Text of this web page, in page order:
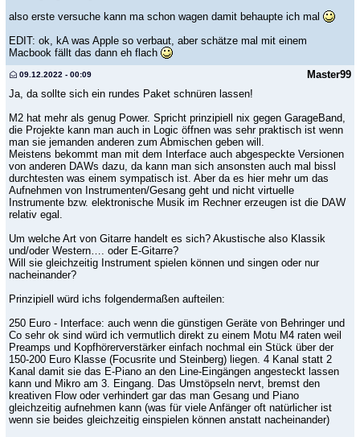
also erste versuche kann ma schon wagen damit behaupte ich mal
EDIT: ok, kA was Apple so verbaut, aber schätze mal mit einem
Macbook fällt das dann eh flach
Master99
09.12.2022 - 00:09
Ja, da sollte sich ein rundes Paket schnüren lassen!
M2 hat mehr als genug Power. Spricht prinzipiell nix gegen GarageBand,
die Projekte kann man auch in Logic öffnen was sehr praktisch ist wenn
man sie jemanden anderen zum Abmischen geben will.
Meistens bekommt man mit dem Interface auch abgespeckte Versionen
von anderen DAWs dazu, da kann man sich ansonsten auch mal bissl
durchtesten was einem sympatisch ist. Aber da es hier mehr um das
Aufnehmen von Instrumenten/Gesang geht und nicht virtuelle
Instrumente bzw. elektronische Musik im Rechner erzeugen ist die DAW
relativ egal.
Um welche Art von Gitarre handelt es sich? Akustische also Klassik
und/oder Western…. oder E-Gitarre?
Will sie gleichzeitig Instrument spielen können und singen oder nur
nacheinander?
Prinzipiell würd ichs folgendermaßen aufteilen:
250 Euro - Interface: auch wenn die günstigen Geräte von Behringer und
Co sehr ok sind würd ich vermutlich direkt zu einem Motu M4 raten weil
Preamps und Kopfhörerverstärker einfach nochmal ein Stück über der
150-200 Euro Klasse (Focusrite und Steinberg) liegen. 4 Kanal statt 2
Kanal damit sie das E-Piano an den Line-Eingängen angesteckt lassen
kann und Mikro am 3. Eingang. Das Umstöpseln nervt, bremst den
kreativen Flow oder verhindert gar das man Gesang und Piano
gleichzeitig aufnehmen kann (was für viele Anfänger oft natürlicher ist
wenn sie beides gleichzeitig einspielen können anstatt nacheinander)